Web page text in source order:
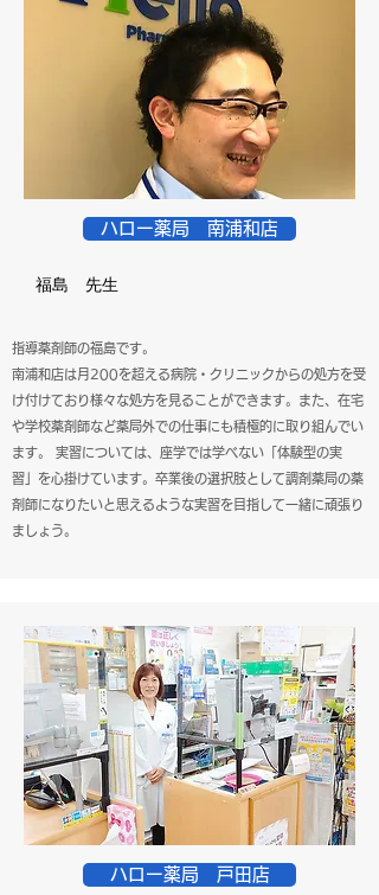
ハロー薬局 南浦和店
福島 先生
指導薬剤師の福島です。
南浦和店は月200を超える病院・クリニックからの処方を受
け付けており様々な処方を見ることができます。 また、在宅
や学校薬剤師など薬局外での仕事にも積極的に取り組んでい
ます。 実習については、座学では学べない「体験型の実
習」を心掛けています。 卒業後の選択肢として調剤薬局の薬
剤師になりたいと思えるような実習を目指して一緒に頑張り
ましょう。
ハロー薬局 戸田店